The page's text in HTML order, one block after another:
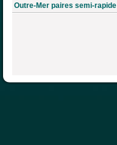
Outre-Mer paires semi-rapide